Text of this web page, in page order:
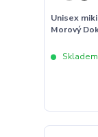
Unisex
Morový
Skladem